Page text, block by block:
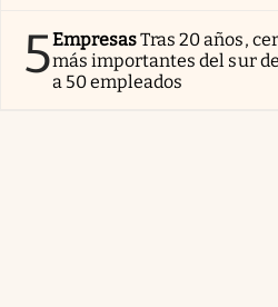
5EmpresasTras 20 años,
más importantes del sur
a 50 empleados